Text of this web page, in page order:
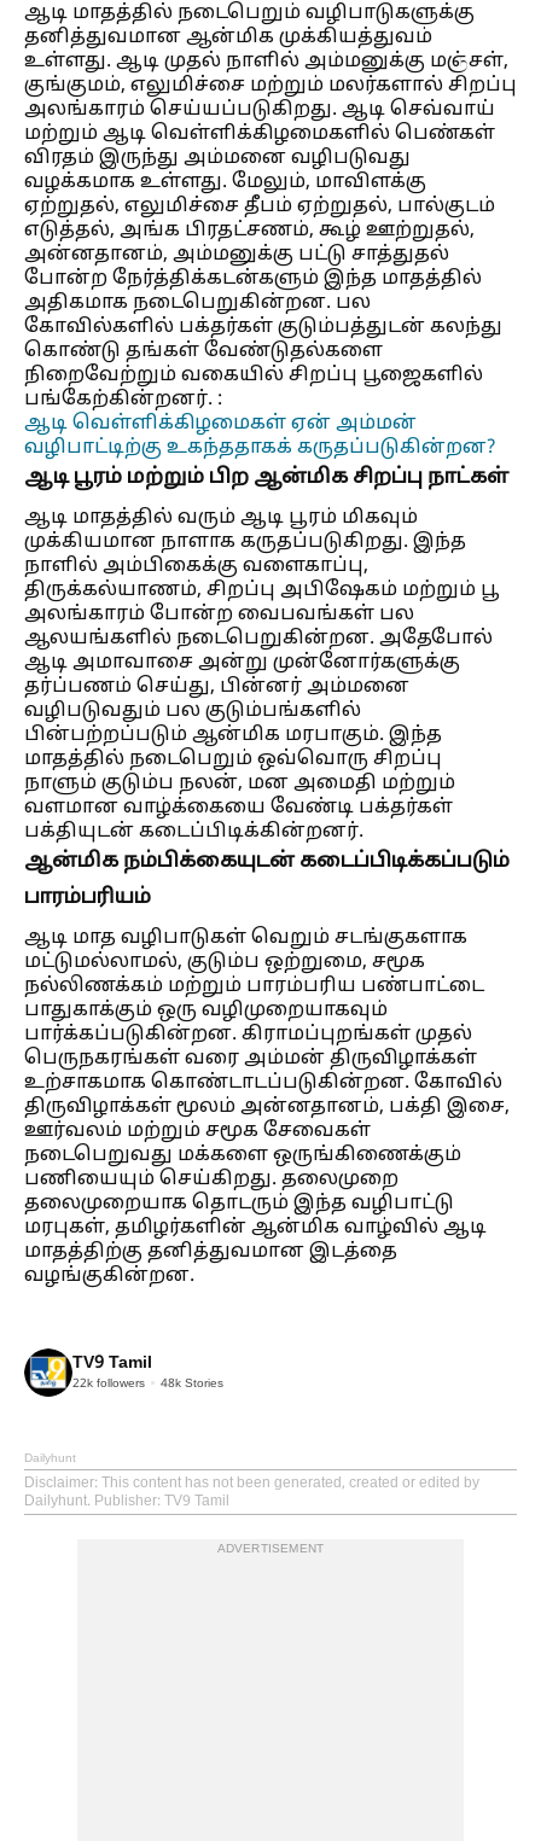
ஆடி மாதத்தில் நடைபெறும் வழிபாடுகளுக்கு
தனித்துவமான ஆன்மிக முக்கியத்துவம்
உள்ளது. ஆடி முதல் நாளில் அம்மனுக்கு மஞ்சள்,
குங்குமம், எலுமிச்சை மற்றும் மலர்களால் சிறப்பு
அலங்காரம் செய்யப்படுகிறது. ஆடி செவ்வாய்
மற்றும் ஆடி வெள்ளிக்கிழமைகளில் பெண்கள்
விரதம் இருந்து அம்மனை வழிபடுவது
வழக்கமாக உள்ளது. மேலும், மாவிளக்கு
ஏற்றுதல், எலுமிச்சை தீபம் ஏற்றுதல், பால்குடம்
எடுத்தல், அங்க பிரதட்சணம், கூழ் ஊற்றுதல்,
அன்னதானம், அம்மனுக்கு பட்டு சாத்துதல்
போன்ற நேர்த்திக்கடன்களும் இந்த மாதத்தில்
அதிகமாக நடைபெறுகின்றன. பல
கோவில்களில் பக்தர்கள் குடும்பத்துடன் கலந்து
கொண்டு தங்கள் வேண்டுதல்களை
நிறைவேற்றும் வகையில் சிறப்பு பூஜைகளில்
பங்கேற்கின்றனர். :
ஆடி வெள்ளிக்கிழமைகள் ஏன் அம்மன்
வழிபாட்டிற்கு உகந்ததாகக் கருதப்படுகின்றன?
ஆடி பூரம் மற்றும் பிற ஆன்மிக சிறப்பு நாட்கள்
ஆடி மாதத்தில் வரும் ஆடி பூரம் மிகவும்
முக்கியமான நாளாக கருதப்படுகிறது. இந்த
நாளில் அம்பிகைக்கு வளைகாப்பு,
திருக்கல்யாணம், சிறப்பு அபிஷேகம் மற்றும் பூ
அலங்காரம் போன்ற வைபவங்கள் பல
ஆலயங்களில் நடைபெறுகின்றன. அதேபோல்
ஆடி அமாவாசை அன்று முன்னோர்களுக்கு
தர்ப்பணம் செய்து, பின்னர் அம்மனை
வழிபடுவதும் பல குடும்பங்களில்
பின்பற்றப்படும் ஆன்மிக மரபாகும். இந்த
மாதத்தில் நடைபெறும் ஒவ்வொரு சிறப்பு
நாளும் குடும்ப நலன், மன அமைதி மற்றும்
வளமான வாழ்க்கையை வேண்டி பக்தர்கள்
பக்தியுடன் கடைப்பிடிக்கின்றனர்.
ஆன்மிக நம்பிக்கையுடன் கடைப்பிடிக்கப்படும்
பாரம்பரியம்
ஆடி மாத வழிபாடுகள் வெறும் சடங்குகளாக
மட்டுமல்லாமல், குடும்ப ஒற்றுமை, சமூக
நல்லிணக்கம் மற்றும் பாரம்பரிய பண்பாட்டை
பாதுகாக்கும் ஒரு வழிமுறையாகவும்
பார்க்கப்படுகின்றன. கிராமப்புறங்கள் முதல்
பெருநகரங்கள் வரை அம்மன் திருவிழாக்கள்
உற்சாகமாக கொண்டாடப்படுகின்றன. கோவில்
திருவிழாக்கள் மூலம் அன்னதானம், பக்தி இசை,
ஊர்வலம் மற்றும் சமூக சேவைகள்
நடைபெறுவது மக்களை ஒருங்கிணைக்கும்
பணியையும் செய்கிறது. தலைமுறை
தலைமுறையாக தொடரும் இந்த வழிபாட்டு
மரபுகள், தமிழர்களின் ஆன்மிக வாழ்வில் ஆடி
மாதத்திற்கு தனித்துவமான இடத்தை
வழங்குகின்றன.
TV9 Tamil
22k followers 48k Stories
Dailyhunt
Disclaimer: This content has not been generated, created or edited by
Dailyhunt. Publisher: TV9 Tamil
ADVERTISEMENT